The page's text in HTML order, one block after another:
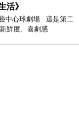
活》
中心球劇場 這是第二
鮮度、喜劇感